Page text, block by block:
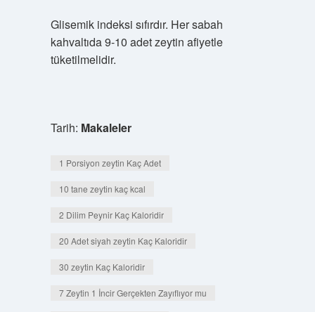
Glisemik indeksi sıfırdır. Her sabah
kahvaltıda 9-10 adet zeytin afiyetle
tüketilmelidir.
Tarih: Makaleler
1 Porsiyon zeytin Kaç Adet
10 tane zeytin kaç kcal
2 Dilim Peynir Kaç Kaloridir
20 Adet siyah zeytin Kaç Kaloridir
30 zeytin Kaç Kaloridir
7 Zeytin 1 İncir Gerçekten Zayıflıyor mu